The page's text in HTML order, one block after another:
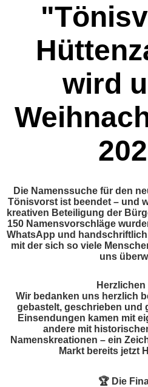
wird
Die Namenssuche für den
Tönisvorst ist beendet – und
kreativen Beteiligung der
150 Namensvorschläge
WhatsApp und
mit der sich so viele
uns
Herzlichen
Wir bedanken uns herzlich
gebastelt, geschrieben und
Einsendungen kamen mit
andere mit
Namenskreationen – ein
Markt bereits jetzt
🏆Die